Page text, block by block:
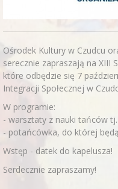
Ośrodek Kultury w Czudcu
serecznie zapraszają na XIII
które odbędzie się 7
Integracji Społecznej w
W programie:
- warsztaty z nauki tańców
- potańcówka, do której
Wstęp - datek do kapelusza!
Serdecznie zapraszamy!